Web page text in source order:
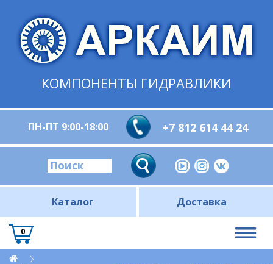
КОМПОНЕНТЫ ГИДРАВЛИКИ
ПН-ПТ 9:00-18:00 +7 812 614 44 24
Каталог Доставка
0